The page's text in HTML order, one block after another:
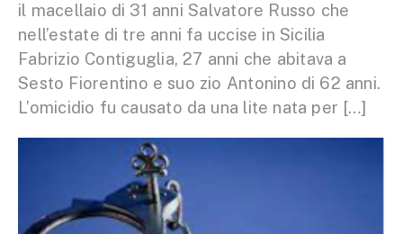
il macellaio di 31 anni Salvatore Russo che
nell’estate di tre anni fa uccise in Sicilia
Fabrizio Contiguglia, 27 anni che abitava a
Sesto Fiorentino e suo zio Antonino di 62 anni.
L’omicidio fu causato da una lite nata per […]